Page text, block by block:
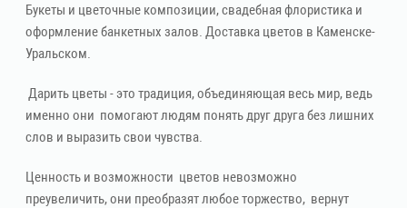
Букеты и цветочные композиции, свадебная флористика и
оформление банкетных залов. Доставка цветов в Каменске-
Уральском.
Дарить цветы - это традиция, объединяющая весь мир, ведь
именно они помогают людям понять друг друга без лишних
слов и выразить свои чувства.
Ценность и возможности цветов невозможно
преувеличить, они преобразят любое торжество, вернут